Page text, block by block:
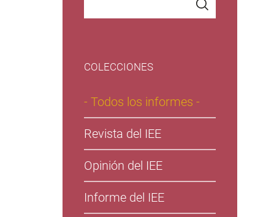
COLECCIONES
- Todos los informes -
Revista del IEE
Opinión del IEE
Informe del IEE